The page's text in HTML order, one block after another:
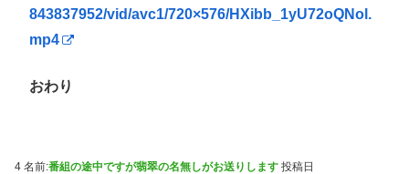
843837952/vid/avc1/720×576/HXibb_1yU72oQNol.
mp4
おわり
4 名前:番組の途中ですが翡翠の名無しがお送りします 投稿日